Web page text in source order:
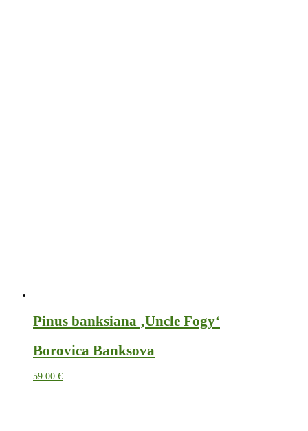
Pinus banksiana ‚Uncle Fogy‘
Borovica Banksova
59.00 €